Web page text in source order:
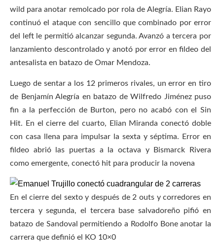
wild para anotar remolcado por rola de Alegría. Elian Rayo
continuó el ataque con sencillo que combinado por error
del left le permitió alcanzar segunda. Avanzó a tercera por
lanzamiento descontrolado y anotó por error en fildeo del
antesalista en batazo de Omar Mendoza.
Luego de sentar a los 12 primeros rivales, un error en tiro
de Benjamín Alegría en batazo de Wilfredo Jiménez puso
fin a la perfección de Burton, pero no acabó con el Sin
Hit. En el cierre del cuarto, Elian Miranda conectó doble
con casa llena para impulsar la sexta y séptima. Error en
fildeo abrió las puertas a la octava y Bismarck Rivera
como emergente, conectó hit para producir la novena
En el cierre del sexto y después de 2 outs y corredores en
tercera y segunda, el tercera base salvadoreño pifió en
batazo de Sandoval permitiendo a Rodolfo Bone anotar la
carrera que definió el KO 10×0